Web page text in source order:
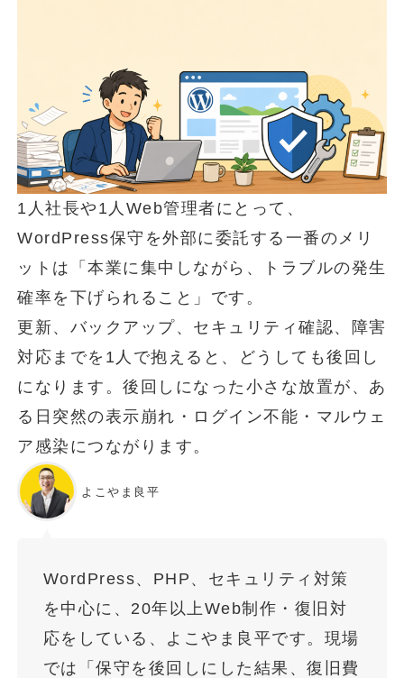
1人社長や1人Web管理者にとって、
WordPress保守を外部に委託する一番のメリ
ットは「本業に集中しながら、トラブルの発生
確率を下げられること」です。
更新、バックアップ、セキュリティ確認、障害
対応までを1人で抱えると、どうしても後回し
になります。後回しになった小さな放置が、あ
る日突然の表示崩れ・ログイン不能・マルウェ
ア感染につながります。
よこやま良平
WordPress、PHP、セキュリティ対策
を中心に、20年以上Web制作・復旧対
応をしている、よこやま良平です。現場
では「保守を後回しにした結果、復旧費